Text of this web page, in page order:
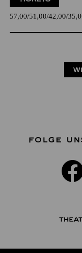
57,00 51,00 42,00
FOLGE